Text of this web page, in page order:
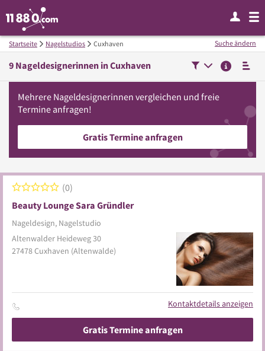
Startseite Nagelstudios Cuxhaven
9 Nageldesignerinnen inCuxhaven
Suche ändern
Mehrere Nageldesignerinnen vergleichen und freie
Termine anfragen!
Gratis Termine anfragen
Beauty Lounge Sara Gründler
Nageldesign, Nagelstudio
0
Altenwalder Heideweg 30
27478Cuxhaven (Altenwalde)
Kontaktdetails anzeigen
Gratis Termine anfragen